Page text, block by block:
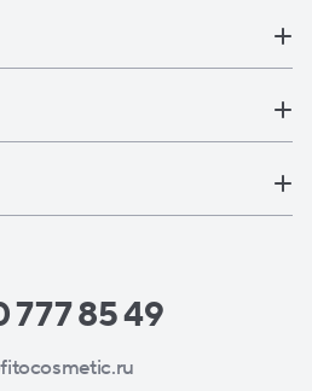
777 85 49